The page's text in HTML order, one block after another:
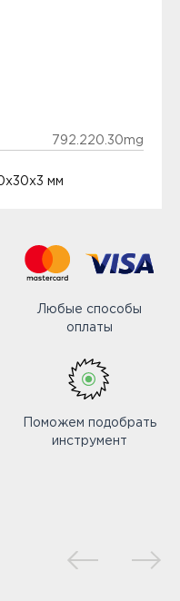
792.220.30mg
мм
Любые способы
оплаты
Поможем подобрать
инструмент